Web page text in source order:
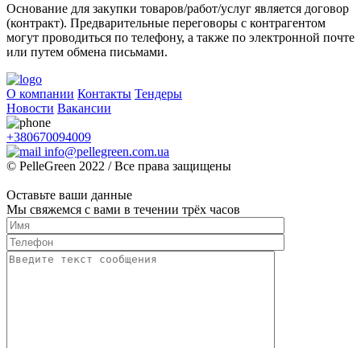
Основание для закупки товаров/работ/услуг является договор
(контракт). Предварительные переговоры с контрагентом
могут проводиться по телефону, а также по электронной почте
или путем обмена письмами.
О компании Контакты Тендеры
Новости Вакансии
+380670094009
info@pellegreen.com.ua
© PelleGreen 2022 / Все права защищены
Оставьте ваши данные
Мы свяжемся с вами в течении трёх часов